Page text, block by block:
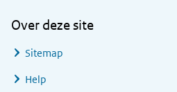
Over deze site
Sitemap
Help